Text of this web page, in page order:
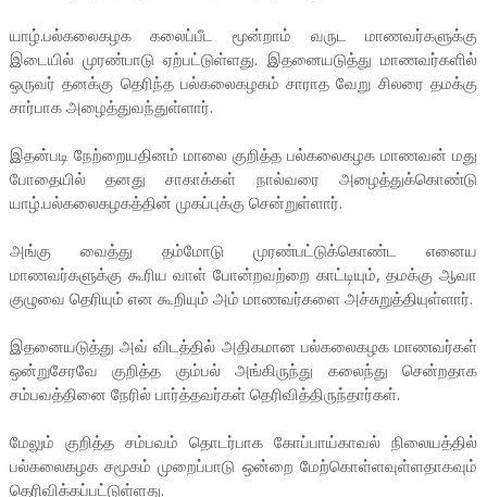
யாழ்.பல்கலைகழக கலைப்பீட மூன்றாம் வருட மாணவர்களுக்கு
இடையில் முரண்பாடு ஏற்பட்டுள்ளது. இதனையடுத்து மாணவர்களில்
ஒருவர் தனக்கு தெரிந்த பல்கலைகழகம் சாராத வேறு சிலரை தமக்கு
சார்பாக அழைத்துவந்துள்ளார்.
இதன்படி நேற்றையதினம் மாலை குறித்த பல்கலைகழக மாணவன் மது
போதையில் தனது சாகாக்கள் நால்வரை அழைத்துக்கொண்டு
யாழ்.பல்கலைகழகத்தின் முகப்புக்கு சென்றுள்ளார்.
அங்கு வைத்து தம்மோடு முரண்பட்டுக்கொண்ட எனைய
மாணவர்களுக்கு கூரிய வாள் போன்றவற்றை காட்டியும், தமக்கு ஆவா
குழுவை தெரியும் என கூறியும் அம் மாணவர்களை அச்சுறுத்தியுள்ளார்.
இதனையடுத்து அவ் விடத்தில் அதிகமான பல்கலைகழக மாணவர்கள்
ஒன்றுசேரவே குறித்த கும்பல் அங்கிருந்து கலைந்து சென்றதாக
சம்பவத்தினை நேரில் பார்த்தவர்கள் தெரிவித்திருந்தார்கள்.
மேலும் குறித்த சம்பவம் தொடர்பாக கோப்பாய்காவல் நிலையத்தில்
பல்கலைகழக சமூகம் முறைப்பாடு ஒன்றை மேற்கொள்ளவுள்ளதாகவும்
தெரிவிக்கப்பட்டுள்ளது.